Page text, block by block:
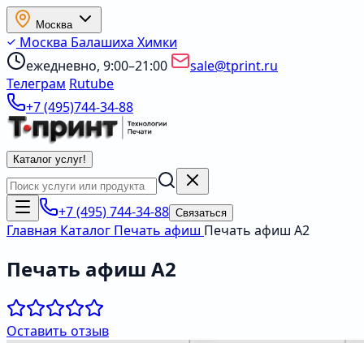
Москва
Москва Балашиха Химки
ежедневно, 9:00–21:00
sale@tprint.ru
Телеграм Rutube
+7 (495)744-34-88
Каталог услуг!
+7 (495) 744-34-88 Связаться
Главная Каталог Печать афиш Печать афиш А2
Печать афиш А2
Оставить отзыв